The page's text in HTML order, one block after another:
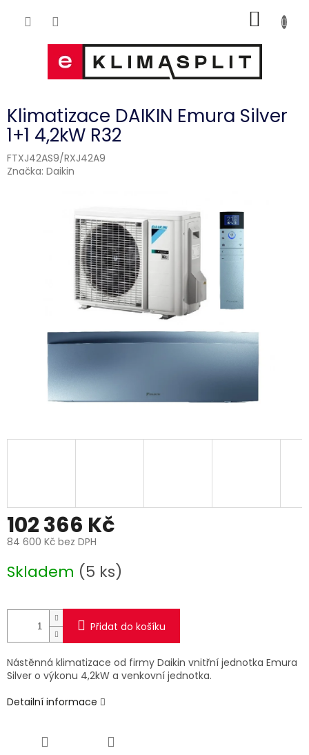
KOŠÍK
Klimatizace DAIKIN Emura Silver
1+1 4,2kW R32
FTXJ42AS9/RXJ42A9
Značka: Daikin
102 366 Kč
84 600 Kč bez DPH
cena:
Skladem (5 ks)
Přidat do košíku
Nástěnná klimatizace od firmy Daikin vnitřní jednotka Emura
Silver o výkonu 4,2kW a venkovní jednotka.
Detailní informace